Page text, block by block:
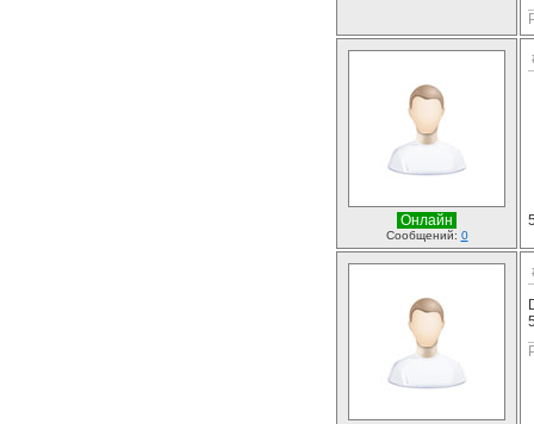
Онлайн
Сообщений: 0